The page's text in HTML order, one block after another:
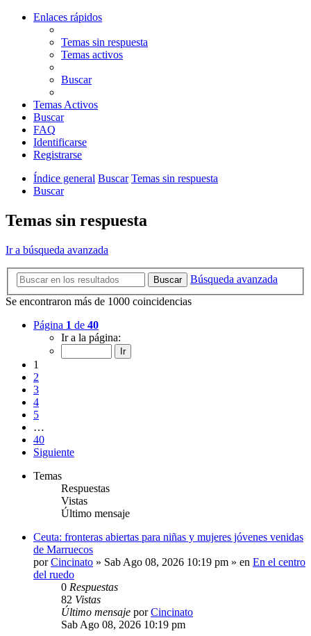
Enlaces rápidos
Temas sin respuesta
Temas activos
Buscar
Temas Activos
Buscar
FAQ
Identificarse
Registrarse
Índice general Buscar Temas sin respuesta
Buscar
Temas sin respuesta
Ir a búsqueda avanzada
Buscar
Búsqueda avanzada
Se encontraron más de 1000 coincidencias
Página 1 de 40
Ir a la página:
1
2
3
4
5
…
40
Siguiente
Temas
Respuestas
Vistas
Último mensaje
Ceuta: fronteras abiertas para niñas y mujeres jóvenes venidas
de Marruecos
porCincinato » Sab Ago 08, 2026 10:19 pm » en En el centro
del ruedo
0 Respuestas
82 Vistas
Último mensaje porCincinato
Sab Ago 08, 2026 10:19 pm